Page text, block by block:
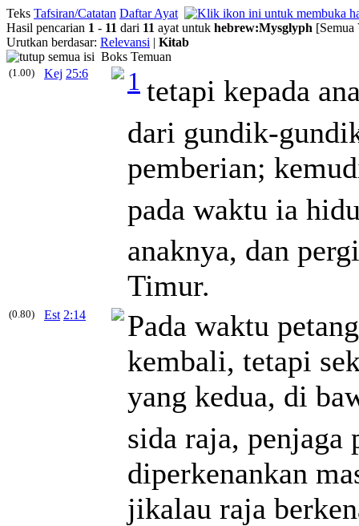
Teks Tafsiran/Catatan Daftar Ayat
Hasil pencarian 1 - 11 dari 11 ayat untuk hebrew:Mysglyph [Semua
Urutkan berdasar: Relevansi | Kitab
Boks Temuan
(1.00) Kej 25:6 1 tetapi kepada
dari gundik-
pemberian;
pada waktu ia
anaknya, dan
Timur.
(0.80) Est 2:14
Pada waktu
kembali, tetapi
yang kedua, di
sida raja, penjaga
diperkenankan
jikalau raja